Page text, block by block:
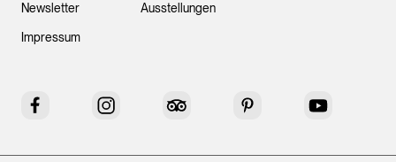
Newsletter
Impressum
Ausstellungen
Facebook Instagram Tripadvisor Pinterest YouTube